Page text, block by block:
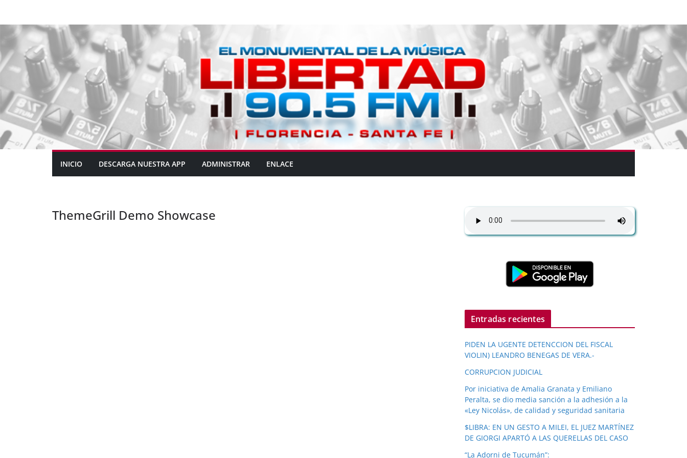
INICIO DESCARGA NUESTRA APP ADMINISTRAR ENLACE
ThemeGrill Demo Showcase
Entradas recientes
PIDEN LA UGENTE DETENCCION DEL FISCAL
VIOLIN) LEANDRO BENEGAS DE VERA.-
CORRUPCION JUDICIAL
Por iniciativa de Amalia Granata y Emiliano
Peralta, se dio media sanción a la adhesión a la
«Ley Nicolás», de calidad y seguridad sanitaria
$LIBRA: EN UN GESTO A MILEI, EL JUEZ MARTÍNEZ
DE GIORGI APARTÓ A LAS QUERELLAS DEL CASO
“La Adorni de Tucumán”: